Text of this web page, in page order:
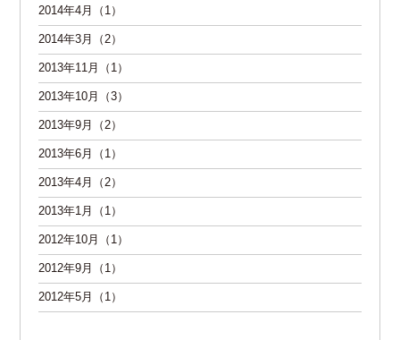
2014年4月（1）
2014年3月（2）
2013年11月（1）
2013年10月（3）
2013年9月（2）
2013年6月（1）
2013年4月（2）
2013年1月（1）
2012年10月（1）
2012年9月（1）
2012年5月（1）